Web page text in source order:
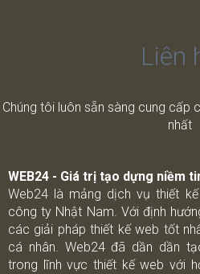
Liên
Chúng tôi luôn sẵn sàng cung cấp
nhất
WEB24 - Giá trị tạo dựng niềm
Web24 là mảng dịch vụ thiết
công ty Nhật Nam. Với định
các giải pháp thiết kế web tốt
cá nhân. Web24 đã dần dần
trong lĩnh vực thiết kế web với